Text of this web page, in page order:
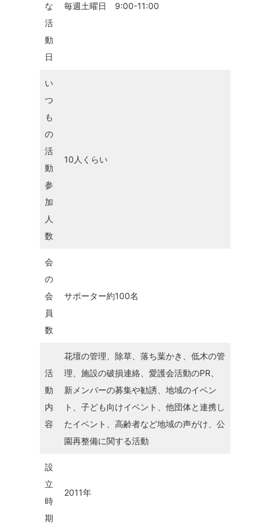
な
活
動
日
毎週土曜日 9:00-11:00
い
つ
も
の
活
動
参
加
人
数
10人くらい
会
の
会
員
数
サポーター約100名
活
動
内
容
花壇の管理、除草、落ち葉かき、低木の管
理、施設の破損連絡、愛護会活動のPR、
新メンバーの募集や勧誘、地域のイベン
ト、子ども向けイベント、他団体と連携し
たイベント、高齢者など地域の声がけ、公
園再整備に関する活動
設
立
時
期
2011年